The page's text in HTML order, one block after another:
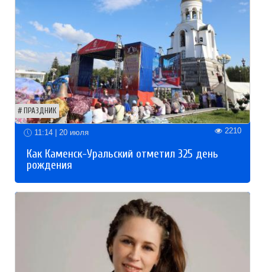
ПРАЗДНИК
11:14 | 20 июля 2210
Как Каменск-Уральский отметил 325 день
рождения